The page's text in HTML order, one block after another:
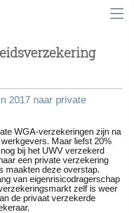
2017 naar private
WGA-verzekeringen zijn na
Maar liefst 20%
bij het UWV verzekerd
een private verzekering
maakten deze overstap.
van eigenrisicodragerschap
zelf is weer
de privaat verzekerde